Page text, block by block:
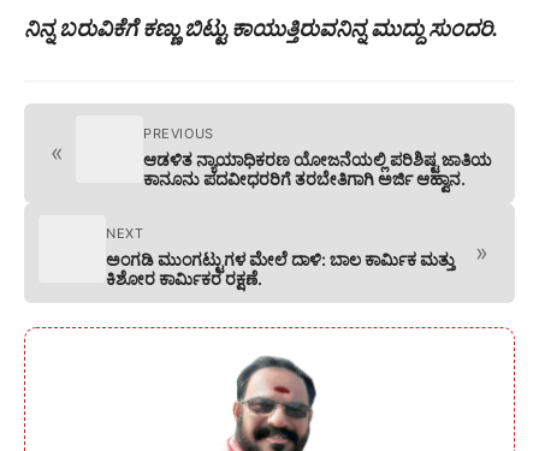
ನಿನ್ನ ಬರುವಿಕೆಗೆ ಕಣ್ಣು ಬಿಟ್ಟು ಕಾಯುತ್ತಿರುವನಿನ್ನ ಮುದ್ದು ಸುಂದರಿ.
«
PREVIOUS
ಆಡಳಿತ ನ್ಯಾಯಾಧಿಕರಣ ಯೋಜನೆಯಲ್ಲಿ ಪರಿಶಿಷ್ಟ ಜಾತಿಯ
ಕಾನೂನು ಪದವೀಧರರಿಗೆ ತರಬೇತಿಗಾಗಿ ಅರ್ಜಿ ಆಹ್ವಾನ.
NEXT
ಅಂಗಡಿ ಮುಂಗಟ್ಟುಗಳ ಮೇಲೆ ದಾಳಿ: ಬಾಲ ಕಾರ್ಮಿಕ ಮತ್ತು
ಕಿಶೋರ ಕಾರ್ಮಿಕರ ರಕ್ಷಣೆ.
»